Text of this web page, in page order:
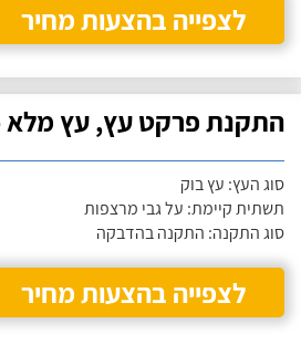
לצפייה בהצעות מחיר
התקנת פרקט עץ, עץ מלא -
סוג העץ: עץ בוק
תשתית קיימת: על גבי מרצפות
סוג התקנה: התקנה בהדבקה
לצפייה בהצעות מחיר